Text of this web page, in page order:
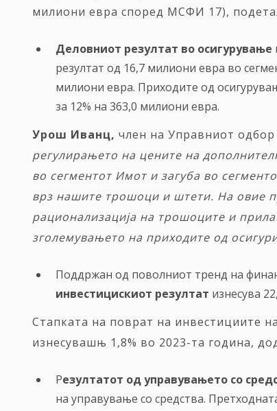
милиони евра според МСФИ 17),
Деловниот резултат во осигурување
резултат од 16,7 милиони евра во
милиони евра. Приходите од
за 12% на 363,0 милиони евра.
Урош Иванц, член на Управниот
регулирањето на цените на
во сегментот Имот и загуба во
врз нашите трошоци и штети. На овие
рационализација на трошоците и
зголемувањето на приходите од
Поддржан од поволниот тренд на
инвестицискиот резултат изнесува
Стапката на поврат на инвестициите
изнесувашњ 1,8% во 2023-та година,
Резултатот од управувањето со
на управување со средства.